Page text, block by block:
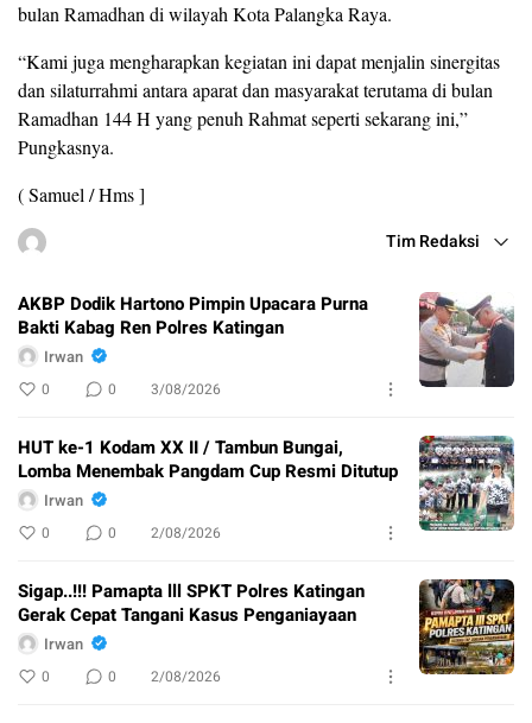
bulan Ramadhan di wilayah Kota Palangka Raya.
“Kami juga mengharapkan kegiatan ini dapat menjalin sinergitas
dan silaturrahmi antara aparat dan masyarakat terutama di bulan
Ramadhan 144 H yang penuh Rahmat seperti sekarang ini,”
Pungkasnya.
( Samuel / Hms ]
Tim Redaksi
AKBP Dodik Hartono Pimpin Upacara Purna
Bakti Kabag Ren Polres Katingan
Irwan
0 0 3/08/2026
HUT ke-1 Kodam XX II / Tambun Bungai,
Lomba Menembak Pangdam Cup Resmi Ditutup
Irwan
0 0 2/08/2026
Sigap..!!! Pamapta lll SPKT Polres Katingan
Gerak Cepat Tangani Kasus Penganiayaan
Irwan
0 0 2/08/2026